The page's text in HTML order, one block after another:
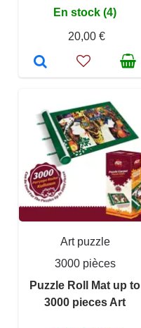
En stock (4)
20,00 €
Art puzzle
3000 pièces
Puzzle Roll Mat up to
3000 pieces Art